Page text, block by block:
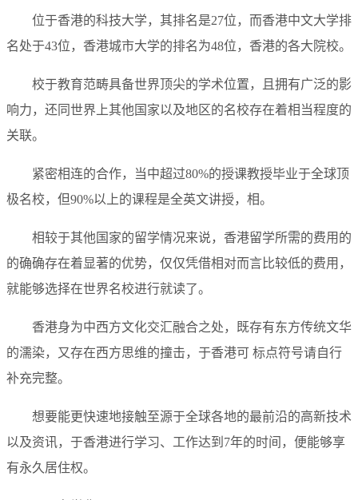
位于香港的科技大学，其排名是27位，而香港中文大学排
名处于43位，香港城市大学的排名为48位，香港的各大院校。
校于教育范畴具备世界顶尖的学术位置，且拥有广泛的影
响力，还同世界上其他国家以及地区的名校存在着相当程度的
关联。
紧密相连的合作，当中超过80%的授课教授毕业于全球顶
极名校，但90%以上的课程是全英文讲授，相。
相较于其他国家的留学情况来说，香港留学所需的费用的
的确确存在着显著的优势，仅仅凭借相对而言比较低的费用，
就能够选择在世界名校进行就读了。
香港身为中西方文化交汇融合之处，既存有东方传统文华
的濡染，又存在西方思维的撞击，于香港可 标点符号请自行
补充完整。
想要能更快速地接触至源于全球各地的最前沿的高新技术
以及资讯，于香港进行学习、工作达到7年的时间，便能够享
有永久居住权。